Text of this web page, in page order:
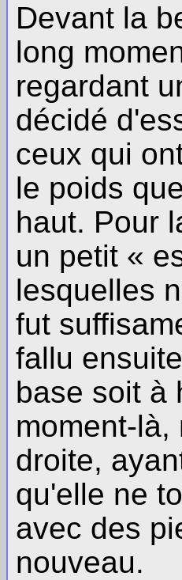
Devant la
long
regardant
décidé
ceux qui
le poids
haut. Pour
un petit «
lesquelles
fut
fallu
base soit à
moment-
droite,
qu'elle ne
avec des
nouveau.